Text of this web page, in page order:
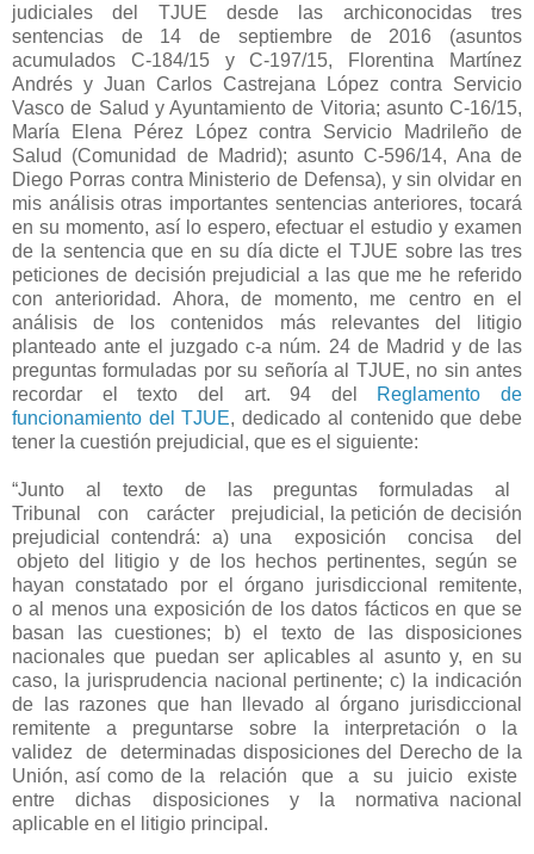
judiciales del TJUE desde las archiconocidas tres
sentencias de 14 de septiembre de 2016 (asuntos
acumulados C-184/15 y C-197/15, Florentina Martínez
Andrés y Juan Carlos Castrejana López contra Servicio
Vasco de Salud y Ayuntamiento de Vitoria; asunto C-16/15,
María Elena Pérez López contra Servicio Madrileño de
Salud (Comunidad de Madrid); asunto C-596/14, Ana de
Diego Porras contra Ministerio de Defensa), y sin olvidar en
mis análisis otras importantes sentencias anteriores, tocará
en su momento, así lo espero, efectuar el estudio y examen
de la sentencia que en su día dicte el TJUE sobre las tres
peticiones de decisión prejudicial a las que me he referido
con anterioridad. Ahora, de momento, me centro en el
análisis de los contenidos más relevantes del litigio
planteado ante el juzgado c-a núm. 24 de Madrid y de las
preguntas formuladas por su señoría al TJUE, no sin antes
recordar el texto del art. 94 del
Reglamento de
funcionamiento del TJUE, dedicado al contenido que debe
tener la cuestión prejudicial, que es el siguiente:
“Junto al texto de las preguntas formuladas
al
Tribunal
con carácter
prejudicial, la petición de decisión
prejudicial contendrá: a) una
exposición concisa
del
objeto del litigio y de los hechos pertinentes, según se
hayan
constatado por el órgano jurisdiccional
remitente,
o al menos una exposición de los datos fácticos en que se
basan las cuestiones; b) el texto de las disposiciones
nacionales que puedan ser aplicables al asunto y, en su
caso, la jurisprudencia nacional pertinente; c) la indicación
de las razones que han llevado al órgano jurisdiccional
remitente
a preguntarse sobre la interpretación o
la
validez
de
determinadas disposiciones del Derecho de la
Unión, así como de la
relación que a su juicio
existe
entre
dichas disposiciones y la
normativa nacional
aplicable en el litigio principal.